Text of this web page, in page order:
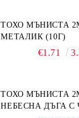
ТОХО МЪНИСТА
МЕТАЛИК (10Г)
€1.71
ТОХО МЪНИСТА
НЕБЕСНА ДЪГА С